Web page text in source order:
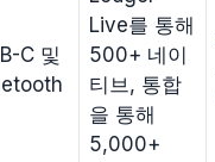
C 및
Live를 통해
500+ 네이
티브, 통합
을 통해
5,000+